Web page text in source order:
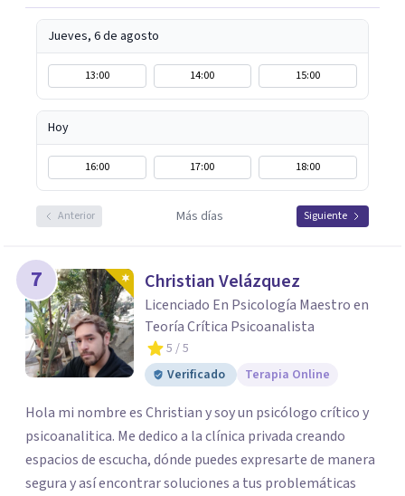
Jueves, 6 de agosto
13:00 14:00 15:00
Hoy
16:00 17:00 18:00
Anterior Más días Siguiente
7 Christian Velázquez
Licenciado En Psicología Maestro en
Teoría Crítica Psicoanalista
5 / 5
Verificado
Terapia Online
Hola mi nombre es Christian y soy un psicólogo crítico y
psicoanalitica. Me dedico a la clínica privada creando
espacios de escucha, dónde puedes expresarte de manera
segura y así encontrar soluciones a tus problemáticas